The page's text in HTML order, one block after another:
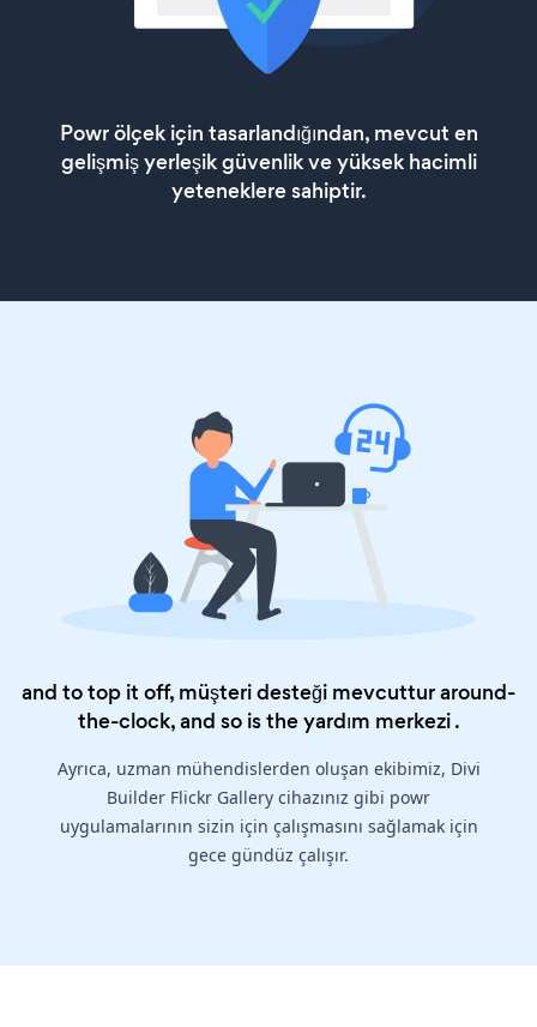
Powr ölçek için tasarlandığından, mevcut en
gelişmiş yerleşik güvenlik ve yüksek hacimli
yeteneklere sahiptir.
and to top it off, müşteri desteği mevcuttur around-
the-clock, and so is theyardım merkezi.
Ayrıca, uzman mühendislerden oluşan ekibimiz, Divi
Builder Flickr Gallery cihazınız gibi powr
uygulamalarının sizin için çalışmasını sağlamak için
gece gündüz çalışır.